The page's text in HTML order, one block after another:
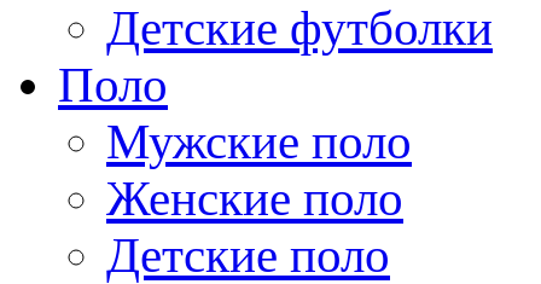
Детские футболки
Поло
Мужские поло
Женские поло
Детские поло